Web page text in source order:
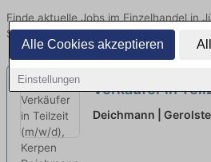
Alle Cookies akzeptieren
Einstellungen
Finde aktuelle Jobs im Einzelhandel in
Stellenangebote im Verkauf, Vertrieb
Verkäufer in
Kerpen neu
Deichmann |